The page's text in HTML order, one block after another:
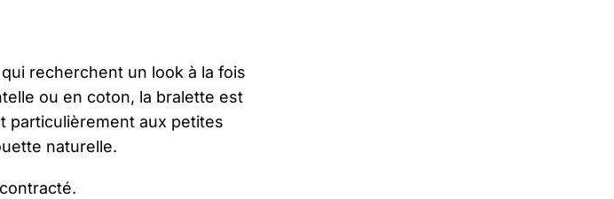
recherchent un look à la fois
ou en coton, la bralette est
particulièrement aux petites
naturelle.